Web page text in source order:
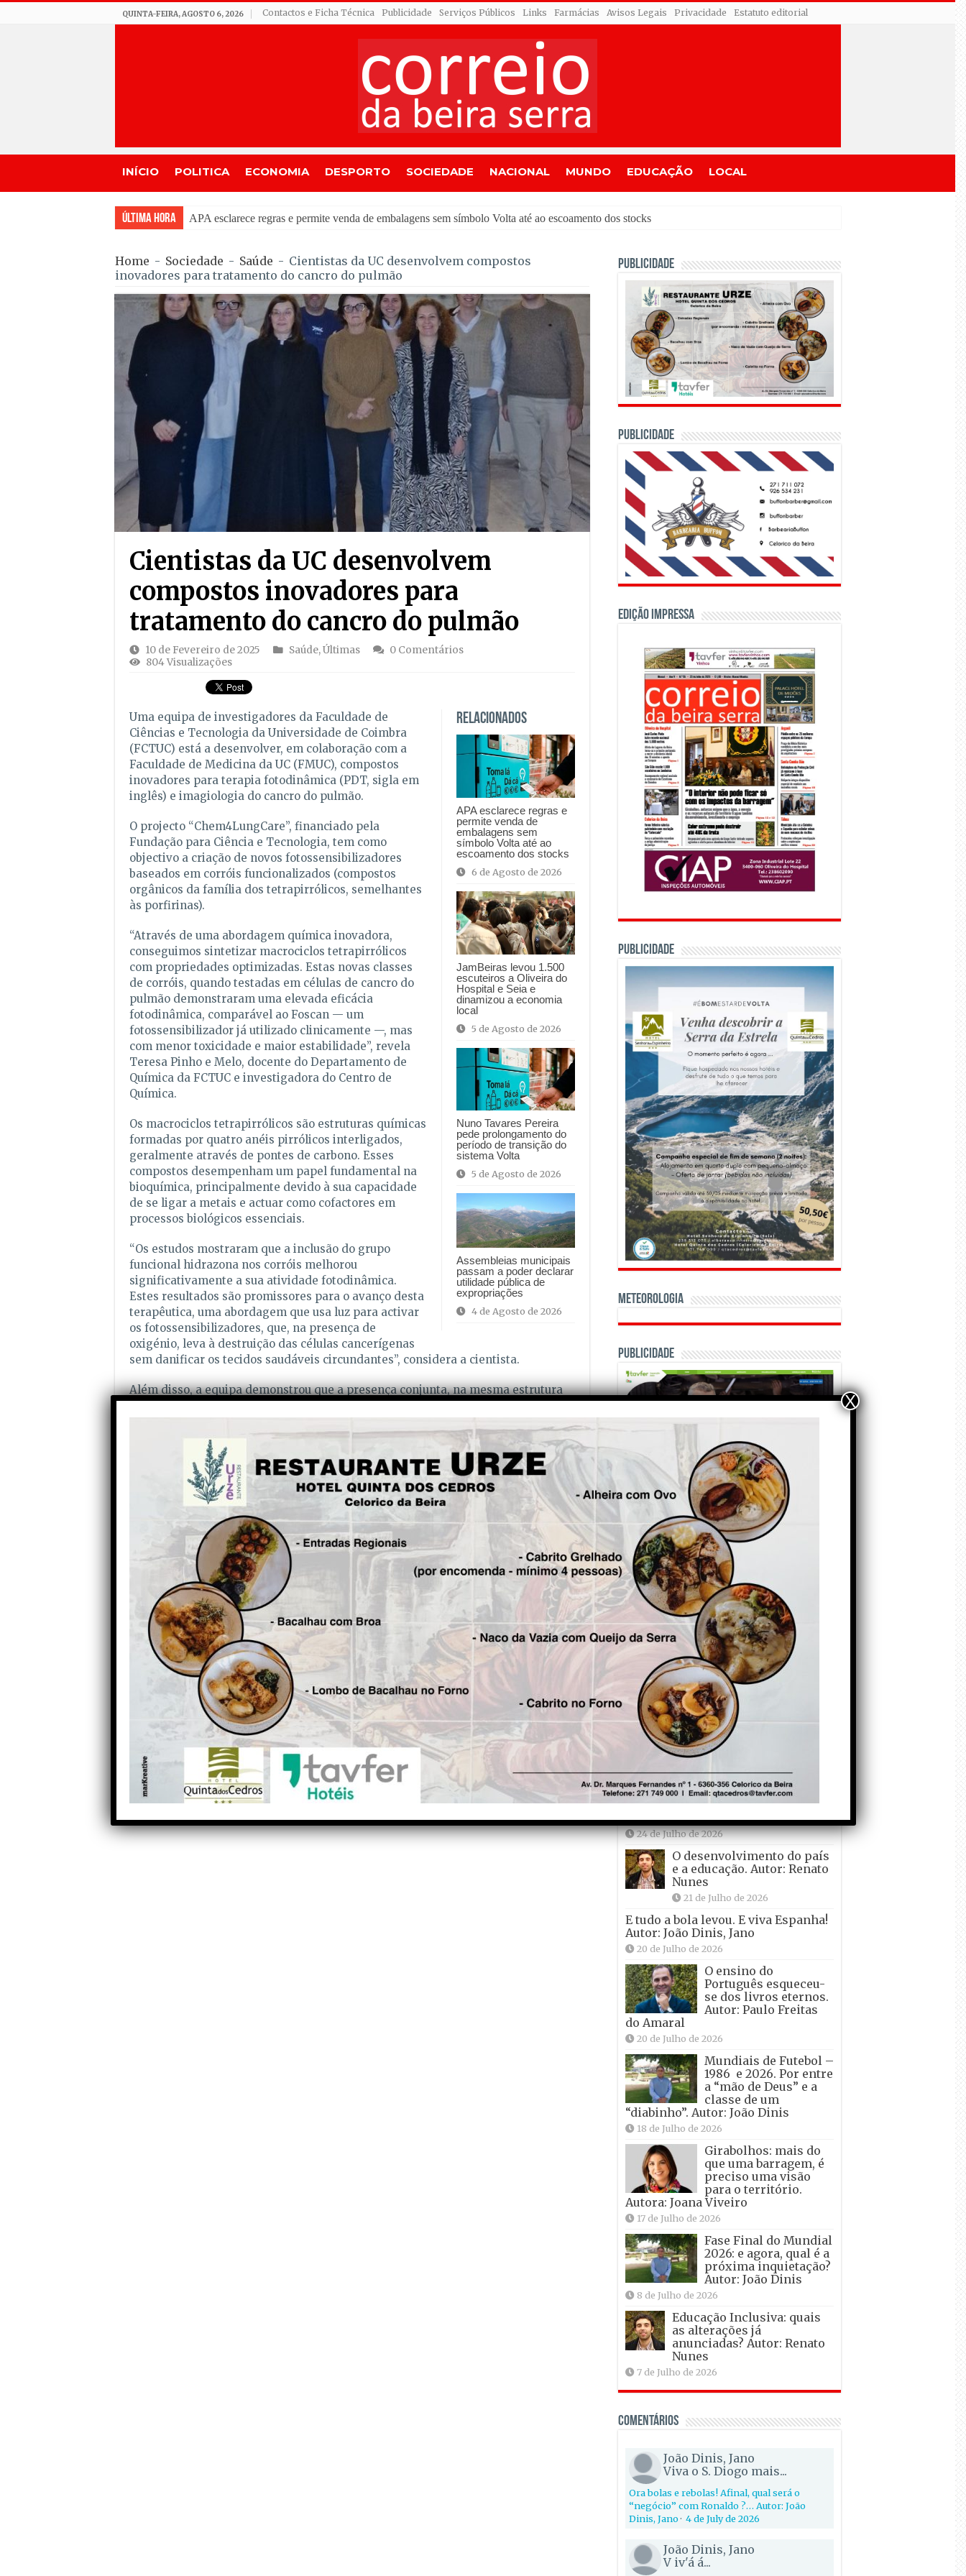
QUINTA-FEIRA, AGOSTO 6, 2026 Contactos e Ficha Técnica Publicidade Serviços Públicos Links Farmácias Avisos Legais Privacidade Estatuto editorial
INÍCIO POLITICA ECONOMIA DESPORTO SOCIEDADE NACIONAL MUNDO EDUCAÇÃO LOCAL
Última Hora JamBeiras levou 1.500 esc
Home - Sociedade - Saúde - Cientistas da UC desenvolvem compostos
inovadores para tratamento do cancro do pulmão
Cientistas da UC desenvolvem
compostos inovadores para
tratamento do cancro do pulmão
10 de Fevereiro de 2025 Saúde,Últimas
0 Comentários
804 Visualizações
Relacionados
APA esclarece regras e
permite venda de
embalagens sem
símbolo Volta até ao
escoamento dos stocks
6 de Agosto de 2026
JamBeiras levou 1.500
escuteiros a Oliveira do
Hospital e Seia e
dinamizou a economia
local
5 de Agosto de 2026
Nuno Tavares Pereira
pede prolongamento do
período de transição do
sistema Volta
5 de Agosto de 2026
Assembleias municipais
passam a poder declarar
utilidade pública de
expropriações
4 de Agosto de 2026
Uma equipa de investigadores da Faculdade de
Ciências e Tecnologia da Universidade de Coimbra
(FCTUC) está a desenvolver, em colaboração com a
Faculdade de Medicina da UC (FMUC), compostos
inovadores para terapia fotodinâmica (PDT, sigla em
inglês) e imagiologia do cancro do pulmão.
O projecto “Chem4LungCare”, financiado pela
Fundação para Ciência e Tecnologia, tem como
objectivo a criação de novos fotossensibilizadores
baseados em corróis funcionalizados (compostos
orgânicos da família dos tetrapirrólicos, semelhantes
às porfirinas).
“Através de uma abordagem química inovadora,
conseguimos sintetizar macrociclos tetrapirrólicos
com propriedades optimizadas. Estas novas classes
de corróis, quando testadas em células de cancro do
pulmão demonstraram uma elevada eficácia
fotodinâmica, comparável ao Foscan — um
fotossensibilizador já utilizado clinicamente —, mas
com menor toxicidade e maior estabilidade”, revela
Teresa Pinho e Melo, docente do Departamento de
Química da FCTUC e investigadora do Centro de
Química.
Os macrociclos tetrapirrólicos são estruturas químicas
formadas por quatro anéis pirrólicos interligados,
geralmente através de pontes de carbono. Esses
compostos desempenham um papel fundamental na
bioquímica, principalmente devido à sua capacidade
de se ligar a metais e actuar como cofactores em
processos biológicos essenciais.
“Os estudos mostraram que a inclusão do grupo
funcional hidrazona nos corróis melhorou
significativamente a sua atividade fotodinâmica.
Estes resultados são promissores para o avanço desta
terapêutica, uma abordagem que usa luz para activar
os fotossensibilizadores, que, na presença de
oxigénio, leva à destruição das células cancerígenas
sem danificar os tecidos saudáveis circundantes”, considera a cientista.
Além disso, a equipa demonstrou que a presença conjunta, na mesma estrutura
molecular do macrociclo pirrólico e da hidrazona, é fundamental para a eficácia
destes compostos. “Provámos que a combinação do macrociclo com este grupo
funcional estratégico resulta numa actividade fotodinâmica significativamente
superior ao modelo sem esse grupo funcional”, explica.
Com estes resultados promissores, o próximo objectivo do projecto é avançar
para estudos pré-clínicos mais aprofundados. A equipa acredita que esta nova
classe de fotossensibilizadores pode oferecer uma alternativa mais eficaz e
segura para o tratamento do cancro do pulmão no futuro.
Os detalhes desta investigação foram publicados no artigo científico
“Hydrazone-Functionalizedtrans A2B‑Corroles: Effective Synergyin
Photodynamic Therapy of Lung Cancer”
no Journal of Medicinal Chemistry
, tendo
sido selecionado paracapa da revista , e está disponível para consulta
Partilhe com os seus amigos nas redes sociais!
Tavfer-Ovos Matinados-
Mortágua abre época com
pódio na Região de Aveiro
Seg.
Metodologia inclusiva EKUI
chega a Tábua e Oliveira do
Hospital para apoiar crianças
com dificuldades de
aprendizagem
PUBLICIDADE
PUBLICIDADE
Edição Impressa
PUBLICIDADE
Meteorologia
Publicidade
OPINIÃO E CRÓNICAS
A marca Sporting em
todo o mundo está a
crescer atrás de
Ronaldo. Autor: Paulo
Freitas do Amaral
5 de Agosto de 2026
Falso crescimento…
Autor: Nuno Pereira
1 de Agosto de 2026
Tadei Pogacar vence o
“Tour” – A “Volta a
França em Bicicleta”
pela quinta vez! Autor:
João Dinis
27 de Julho de 2026
Condecorem o
Primeiro ! – que ele
não quer ir de férias!
Autor: Carlos Martelo
24 de Julho de 2026
O desenvolvimento do país
e a educação. Autor: Renato
Nunes
21 de Julho de 2026
E tudo a bola levou. E viva Espanha!
Autor: João Dinis, Jano
20 de Julho de 2026
O ensino do
Português esqueceu-
se dos livros eternos.
Autor: Paulo Freitas
do Amaral
20 de Julho de 2026
Mundiais de Futebol –
1986 e 2026. Por entre
a “mão de Deus” e a
classe de um
“diabinho”. Autor: João Dinis
18 de Julho de 2026
Girabolhos: mais do
que uma barragem, é
preciso uma visão
para o território.
Autora: Joana Viveiro
17 de Julho de 2026
Fase Final do Mundial
2026: e agora, qual é a
próxima inquietação?
Autor: João Dinis
8 de Julho de 2026
Educação Inclusiva: quais
as alterações já
anunciadas? Autor: Renato
Nunes
7 de Julho de 2026
Comentários
João Dinis, Jano
Viva o S. Diogo mais...
Ora bolas e rebolas! Afinal, qual será o
“negócio” com Ronaldo ?… Autor: João
Dinis, Jano· 4 de July de 2026
João Dinis, Jano
V iv'á á...
X